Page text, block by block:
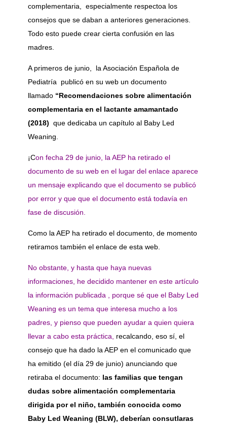
complementaria, especialmente respectoa los
consejos que se daban a anteriores generaciones.
Todo esto puede crear cierta confusión en las
madres.
A primeros de junio, la Asociación Española de
Pediatría publicó en su web un documento
llamado “Recomendaciones sobre alimentación
complementaria en el lactante amamantado
(2018) que dedicaba un capítulo al Baby Led
Weaning.
¡Con fecha 29 de junio, la AEP ha retirado el
documento de su web en el lugar del enlace aparece
un mensaje explicando que el documento se publicó
por error y que que el documento está todavía en
fase de discusión.
Como la AEP ha retirado el documento, de momento
retiramos también el enlace de esta web.
No obstante, y hasta que haya nuevas
informaciones, he decidido mantener en este artículo
la información publicada , porque sé que el Baby Led
Weaning es un tema que interesa mucho a los
padres, y pienso que pueden ayudar a quien quiera
llevar a cabo esta práctica,
recalcando, eso sí, el
consejo que ha dado la AEP en el comunicado que
ha emitido (el día 29 de junio) anunciando que
retiraba el documento: las familias que tengan
dudas sobre alimentación complementaria
dirigida por el niño, también conocida como
Baby Led Weaning (BLW), deberían consutlaras